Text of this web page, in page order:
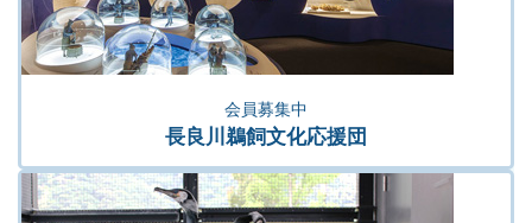
会員募集中
長良川鵜飼文化応援団